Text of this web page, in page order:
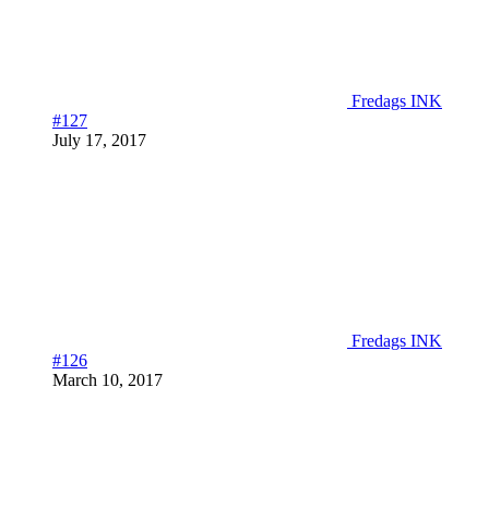
Fredags INK
#127
July 17, 2017
Fredags INK
#126
March 10, 2017